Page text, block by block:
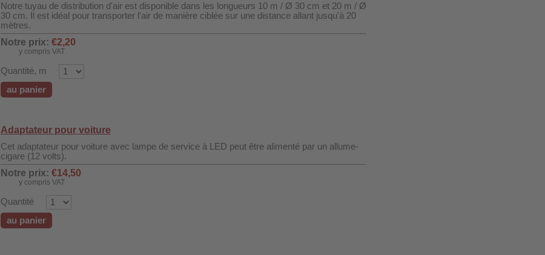
Notre tuyau de distribution d'air est disponible dans les longueurs 10 m / Ø 30 cm et 20 m / Ø
30 cm. Il est idéal pour transporter l'air de manière ciblée sur une distance allant jusqu'à 20
mètres.
Notre prix: €2,20
y compris VAT
Quantité, m
au panier
Adaptateur pour voiture
Cet adaptateur pour voiture avec lampe de service à LED peut être alimenté par un allume-
cigare (12 volts).
Notre prix: €14,50
y compris VAT
Quantité
au panier